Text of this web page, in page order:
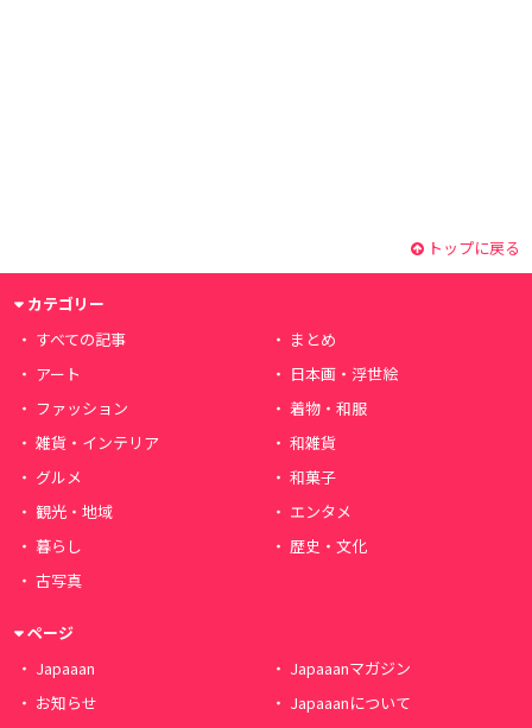
トップに戻る
カテゴリー
すべての記事
まとめ
アート
日本画・浮世絵
ファッション
着物・和服
雑貨・インテリア
和雑貨
グルメ
和菓子
観光・地域
エンタメ
暮らし
歴史・文化
古写真
ページ
Japaaan
Japaaanマガジン
お知らせ
Japaaanについて